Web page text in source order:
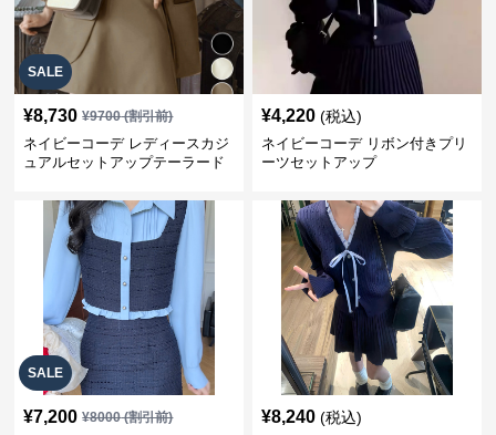
SALE
¥8,730 ¥9700(割引前)
ネイビーコーデ レディースカジ
ュアルセットアップテーラード
¥4,220 (税込)
ネイビーコーデ リボン付きプリ
ーツセットアップ
SALE
¥7,200 ¥8000(割引前) ¥8,240 (税込)